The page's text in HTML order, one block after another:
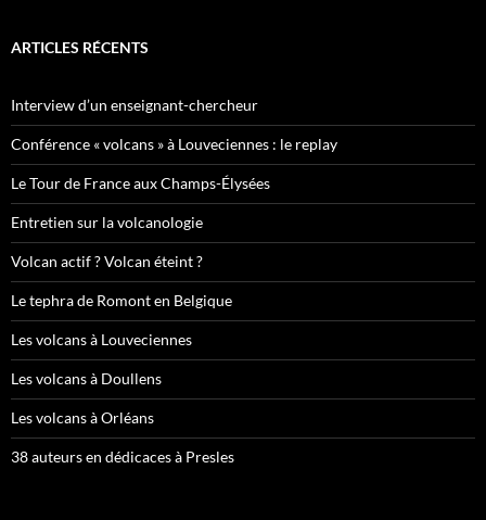
ARTICLES RÉCENTS
Interview d’un enseignant-chercheur
Conférence « volcans » à Louveciennes : le replay
Le Tour de France aux Champs-Élysées
Entretien sur la volcanologie
Volcan actif ? Volcan éteint ?
Le tephra de Romont en Belgique
Les volcans à Louveciennes
Les volcans à Doullens
Les volcans à Orléans
38 auteurs en dédicaces à Presles